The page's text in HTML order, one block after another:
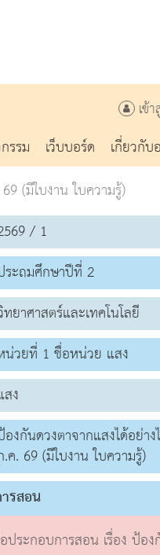
เข้
รรม เว็บบอร์ด
เกี่ยวกับ
(มีใบงาน ใบความรู้)
/ 1
ะถมศึกษาปีที่ 2
ยาศาสตร์และเทคโนโลยี
วยที่ 1 ชื่อหน่วย แสง
ง
งกันดวงตาจากแสงได้อย่าง
ค. 69 (มีใบงาน ใบความรู้)
รสอน
ระกอบการสอน เรื่อง ป้องกันดวงตาจากแส